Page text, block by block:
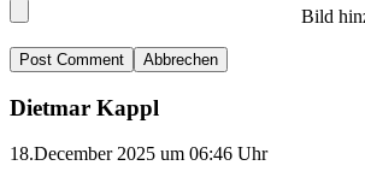
Bild
Abbrechen
Dietmar Kappl
18.December 2025 um 06:46 Uhr